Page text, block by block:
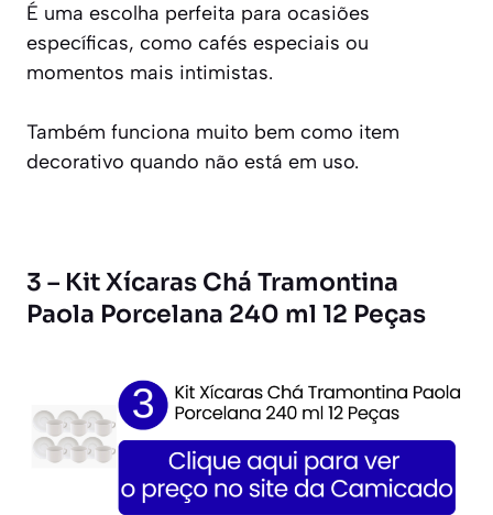
É uma escolha perfeita para ocasiões
específicas, como cafés especiais ou
momentos mais intimistas.
Também funciona muito bem como item
decorativo quando não está em uso.
3 – Kit Xícaras Chá Tramontina
Paola Porcelana 240 ml 12 Peças